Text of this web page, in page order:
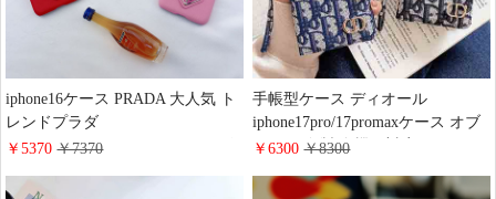
iphone16ケース PRADA 大人気 ト
レンドプラダ
iphone16pro/16promaxケース レザ
s25/s25plusスマホケース シンプル
￥5370￥7370
手帳型ケース ディオール
iphone17pro/17promaxケース オブ
リーク 布製 全機種対応ケース
ス スライド式 手帳型 カード収納
￥6300￥8300